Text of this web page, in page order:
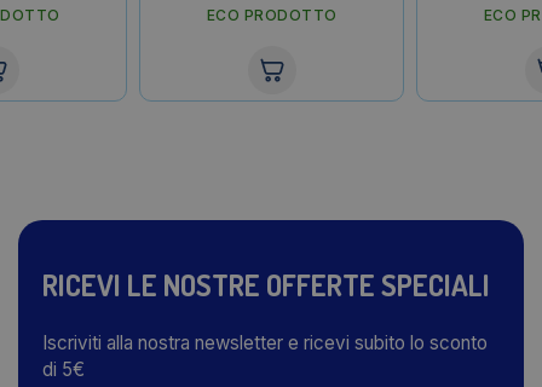
ECO PRODOTTO ECO
RICEVI LE NOSTRE OFFERTE SPECIALI
Iscriviti alla nostra newsletter e ricevi subito lo sconto
di 5€